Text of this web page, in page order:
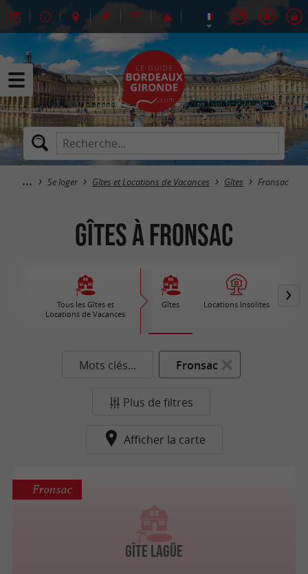
Se loger Gîtes et Locations de Vacances Gîtes Fronsac
Gîtes à Fronsac
Tous les Gîtes et
Locations de Vacances
Gîtes Locations Insolites
Mots clés... Fronsac
Plus de filtres
Afficher la carte
Gîte Lagüe
Fronsac